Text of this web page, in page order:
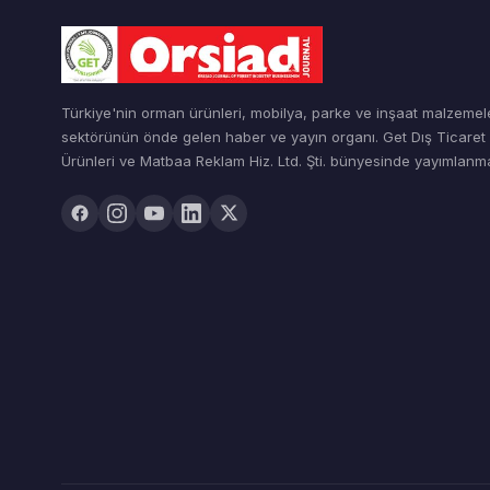
Türkiye'nin orman ürünleri, mobilya, parke ve inşaat
sektörünün önde gelen haber ve yayın organı. Get Dış Ticaret
Ürünleri ve Matbaa Reklam Hiz. Ltd. Şti. bünyesinde